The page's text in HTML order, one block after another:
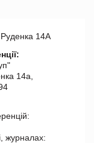
14А
14а,
журналах: